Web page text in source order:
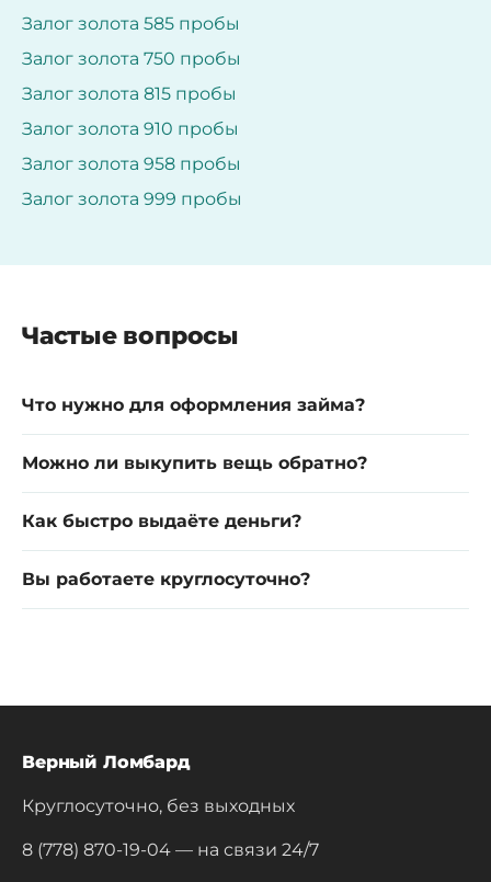
Залог золота 585 пробы
Залог золота 750 пробы
Залог золота 815 пробы
Залог золота 910 пробы
Залог золота 958 пробы
Залог золота 999 пробы
Частые вопросы
Что нужно для оформления займа?
Можно ли выкупить вещь обратно?
Как быстро выдаёте деньги?
Вы работаете круглосуточно?
Верный Ломбард
Круглосуточно, без выходных
8 (778) 870-19-04 — на связи 24/7